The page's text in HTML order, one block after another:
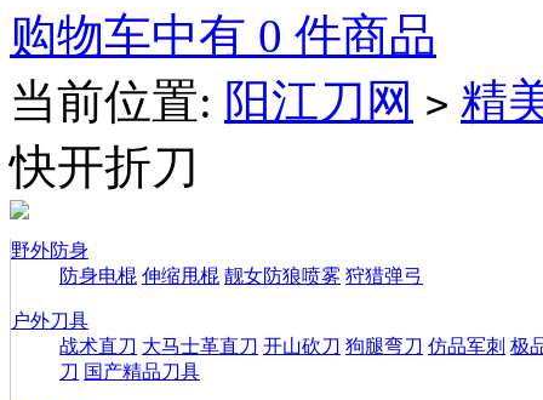
购物车中有 0 件商品
当前位置: 阳江刀网 > 精
快开折刀
野外防身
防身电棍 伸缩甩棍 靓女防狼喷雾 狩猎弹弓
户外刀具
战术直刀 大马士革直刀 开山砍刀 狗腿弯刀 仿品军刺 极
刀 国产精品刀具